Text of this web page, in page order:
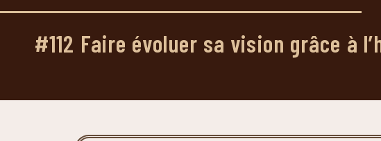
#112 Faire évoluer sa vision grâce à